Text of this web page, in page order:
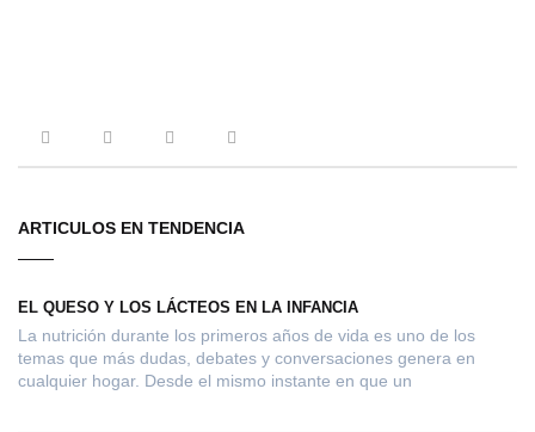
ARTICULOS EN TENDENCIA
EL QUESO Y LOS LÁCTEOS EN LA INFANCIA
La nutrición durante los primeros años de vida es uno de los
temas que más dudas, debates y conversaciones genera en
cualquier hogar. Desde el mismo instante en que un